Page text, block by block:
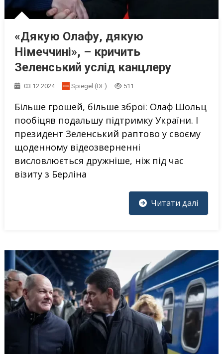
«Дякую Олафу, дякую
Німеччині», – кричить
Зеленський услід канцлеру
03.12.2024 Spiegel (DE) 511
Більше грошей, більше зброї: Олаф Шольц
пообіцяв подальшу підтримку України. І
президент Зеленський раптово у своєму
щоденному відеозверненні
висловлюється дружніше, ніж під час
візиту з Берліна
Читати далі